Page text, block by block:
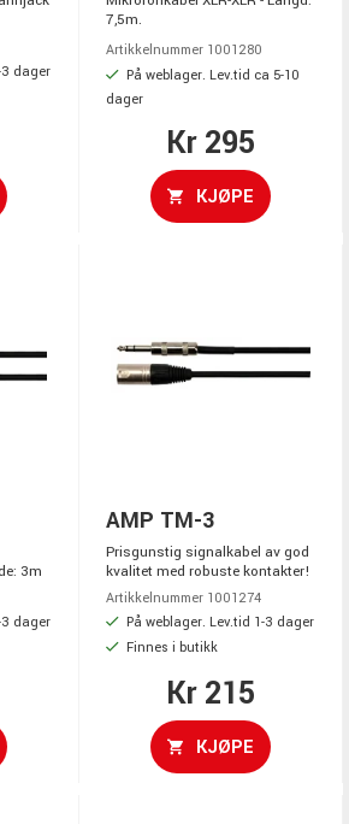
3 dager
7,5m.
Artikkelnummer 1001280
På weblager. Lev.tid ca 5-10
dager
Kr 295
KJØPE
3m
3 dager
AMP TM-3
Prisgunstig signalkabel av god
kvalitet med robuste kontakter!
Artikkelnummer 1001274
På weblager. Lev.tid 1-3 dager
Finnes i butikk
Kr 215
KJØPE